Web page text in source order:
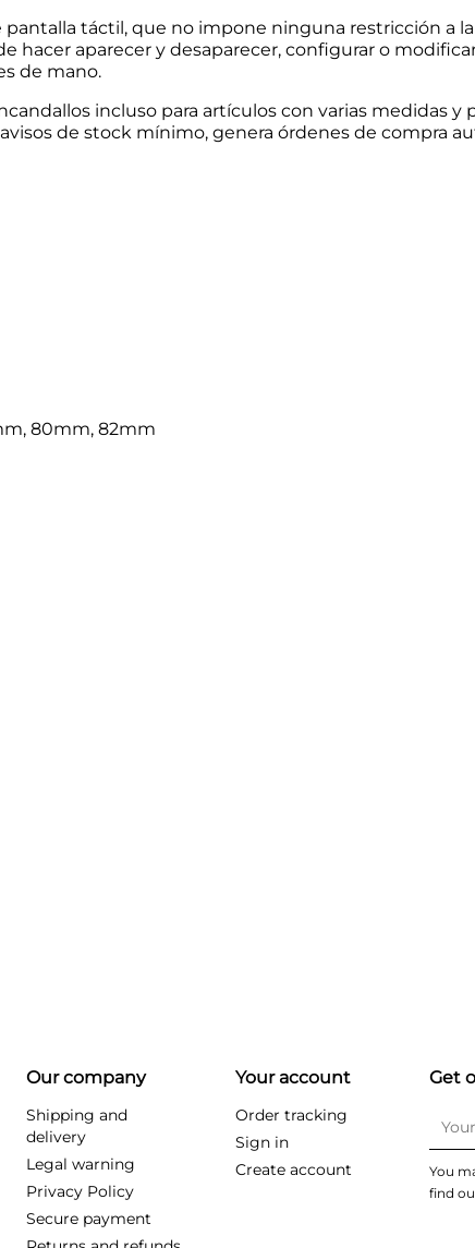
táctil, que no impone ninguna restricción a
hacer aparecer y desaparecer, configurar o
de mano.
incluso para artículos con varias medidas y
de stock mínimo, genera órdenes de compra
80mm, 82mm
Our company
Shipping and
delivery
Legal warning
Privacy Policy
Secure payment
Your account
Order tracking
Sign in
Create account
Get
You
find